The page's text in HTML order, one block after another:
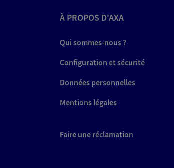
À PROPOS D'AXA
Qui sommes-nous ?
Configuration et sécurité
Données personnelles
Mentions légales
Faire une réclamation